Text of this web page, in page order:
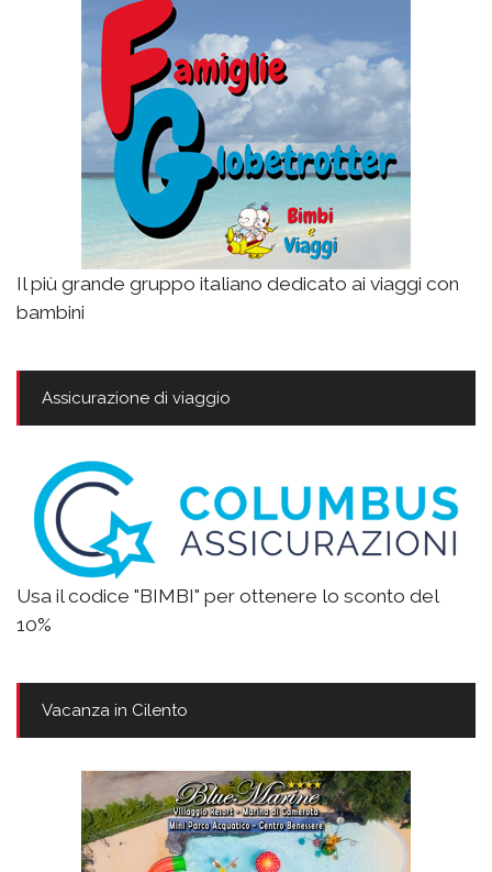
Il più grande gruppo italiano dedicato ai viaggi con
bambini
Assicurazione di viaggio
Usa il codice "BIMBI" per ottenere lo sconto del
10%
Vacanza in Cilento